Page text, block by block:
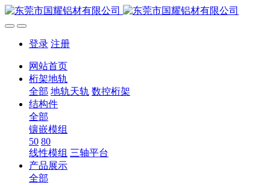
登录 注册
网站首页
桁架地轨
全部 地轨天轨 数控桁架
结构件
全部
镶嵌模组
50 80
线性模组 三轴平台
产品展示
全部